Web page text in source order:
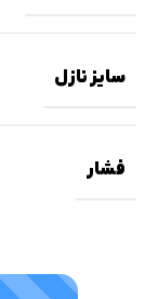
سایز نازل
فشار